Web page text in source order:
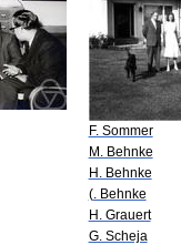
F. Sommer
M. Behnke
H. Behnke
(. Behnke
H. Grauert
G. Scheja